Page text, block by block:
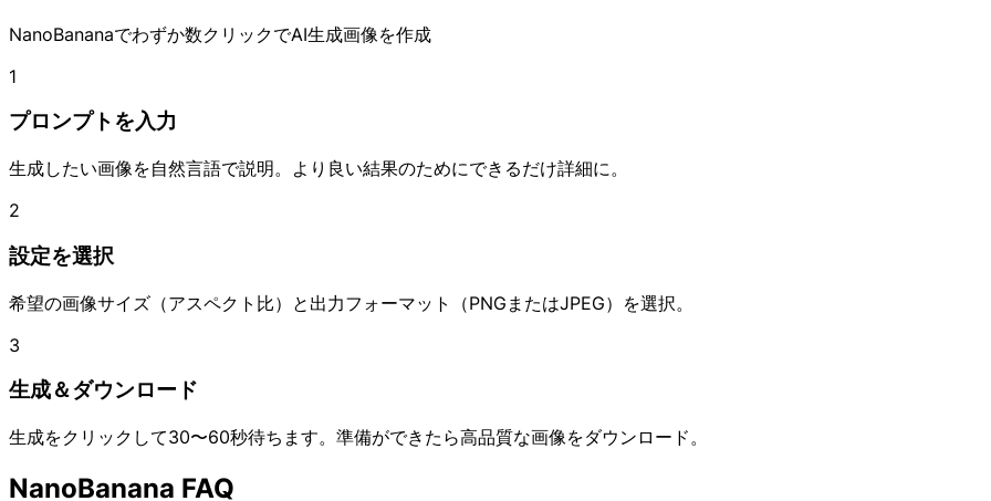
NanoBananaでわずか数クリックでAI生成画像を作成
1
プロンプトを入力
生成したい画像を自然言語で説明。より良い結果のためにできるだけ詳細に。
2
設定を選択
希望の画像サイズ（アスペクト比）と出力フォーマット（PNGまたはJPEG）を選択。
3
生成＆ダウンロード
生成をクリックして30〜60秒待ちます。準備ができたら高品質な画像をダウンロード。
NanoBanana FAQ